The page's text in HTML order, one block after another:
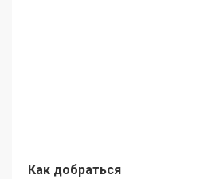
Как добраться